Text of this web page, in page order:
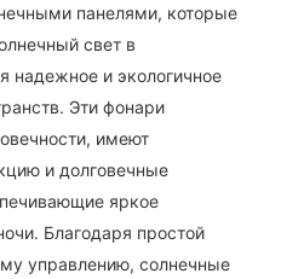
панелями, которые
свет в
надежное и экологичное
Эти фонари
имеют
и долговечные
яркое
Благодаря простой
управлению, солнечные